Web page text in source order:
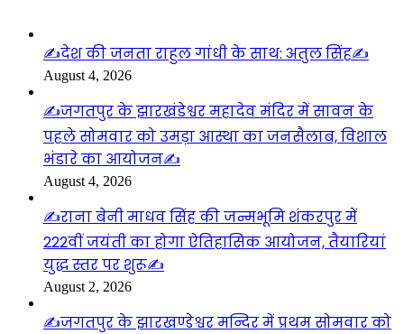
✍️देश की जनता राहुल गांधी के साथ: अतुल सिंह✍️
August 4, 2026
✍️जगतपुर के झारखंडेश्वर महादेव मंदिर में सावन के
पहले सोमवार को उमड़ा आस्था का जनसैलाब, विशाल
भंडारे का आयोजन✍️
August 4, 2026
✍️राना बेनी माधव सिंह की जन्मभूमि शंकरपुर में
222वीं जयंती का होगा ऐतिहासिक आयोजन, तैयारियां
युद्ध स्तर पर शुरू✍️
August 2, 2026
✍️जगतपुर के झारखण्डेश्वर मन्दिर में प्रथम सोमवार को